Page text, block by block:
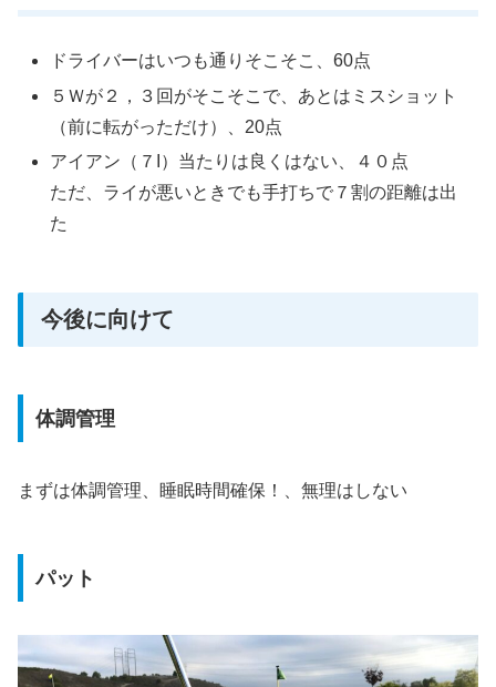
ドライバーはいつも通りそこそこ、60点
５Ｗが２，３回がそこそこで、あとはミスショット
（前に転がっただけ）、20点
アイアン（７I）当たりは良くはない、４０点
ただ、ライが悪いときでも手打ちで７割の距離は出
た
今後に向けて
体調管理
まずは体調管理、睡眠時間確保！、無理はしない
パット